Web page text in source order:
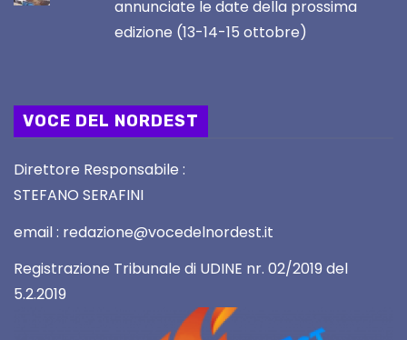
annunciate le date della prossima
edizione (13-14-15 ottobre)
VOCE DEL NORDEST
Direttore Responsabile :
STEFANO SERAFINI
email : redazione@vocedelnordest.it
Registrazione Tribunale di UDINE nr. 02/2019 del
5.2.2019